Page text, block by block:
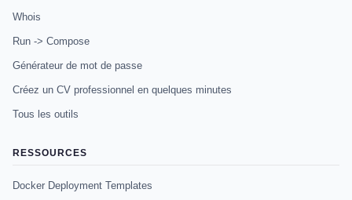
Whois
Run -> Compose
Générateur de mot de passe
Créez un CV professionnel en quelques minutes
Tous les outils
RESSOURCES
Docker Deployment Templates